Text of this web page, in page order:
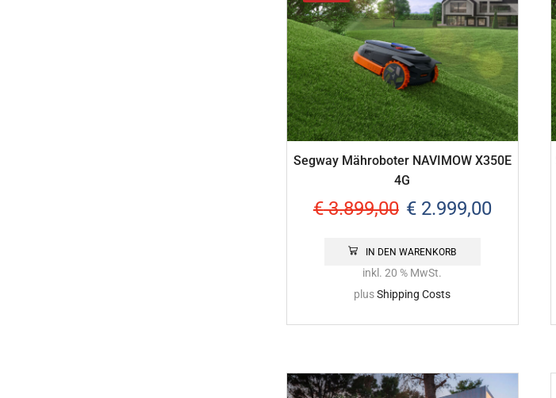
Segway Mähroboter NAVIMOW X350E
4G
€3.899,00 €2.999,00
IN DEN WARENKORB
inkl. 20 % MwSt.
plusShipping Costs